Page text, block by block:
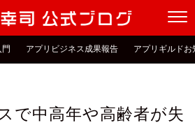
アプリビジネス成果報告 アプリギルドお
で中高年や高齢者が失